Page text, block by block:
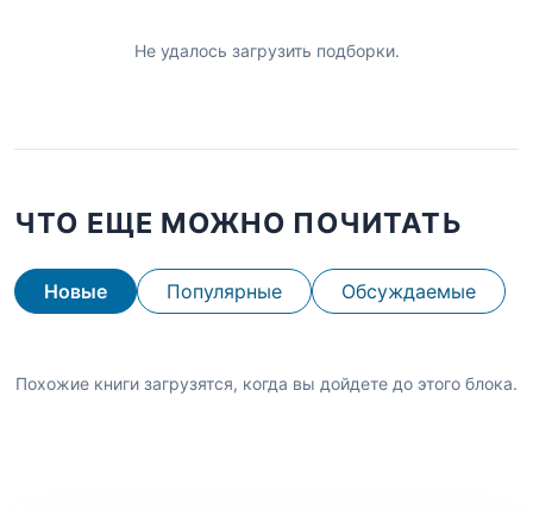
Не удалось загрузить подборки.
ЧТО ЕЩЕ МОЖНО ПОЧИТАТЬ
Новые Популярные Обсуждаемые
Похожие книги загрузятся, когда вы дойдете до этого блока.